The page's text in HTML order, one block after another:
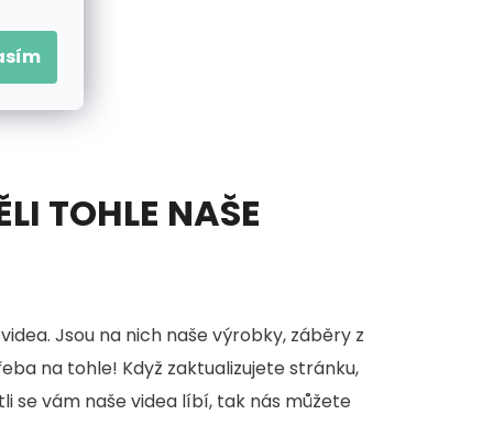
TOHLE NAŠE
Jsou na nich naše výrobky, záběry z
na tohle! Když zaktualizujete stránku,
se vám naše videa líbí, tak nás můžete